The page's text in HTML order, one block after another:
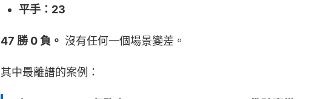
平手：23
47 勝 0 負。 沒有任何一個場景變差。
其中最離譜的案例：